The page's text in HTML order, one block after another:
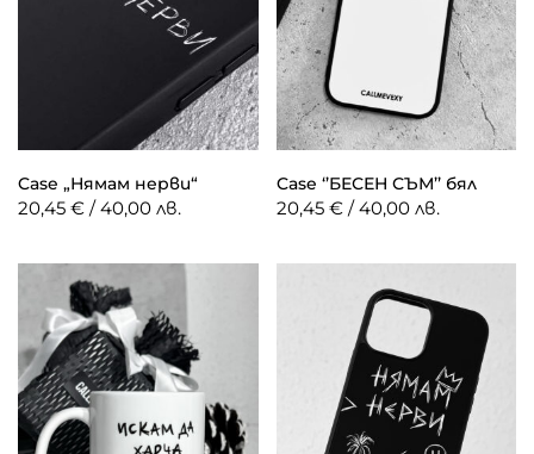
Case „Нямам нерви“
20,45 € / 40,00 лв.
Case ‘’БЕСЕН СЪМ’’ бял
20,45 € / 40,00 лв.